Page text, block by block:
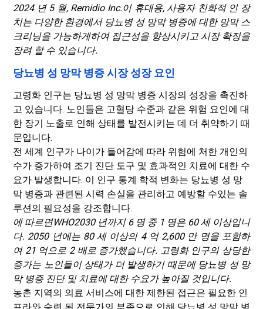
2024 년 5 월, Remidio Inc.이 휴대용, 사용자 친화적 인 장
치는 다양한 환경에서 당뇨병 성 망막 병증에 대한 망막 스
크리닝을 가능하게하여 접근성을 향상시키고 시장 확장을
장려 할 수 있습니다.
당뇨병 성 망막 병증 시장 성장 요인
고령화 인구는 당뇨병 성 망막 병증 시장의 성장을 촉진하
고 있습니다. 노인들은 고혈당 수준과 같은 위험 요인에 대
한 장기 노출로 인해 상태를 발전시키는 데 더 취약하기 때
문입니다.
전 세계 인구가 나이가 들어감에 따라 위험에 처한 개인의
수가 증가하여 조기 진단 도구 및 효과적인 치료에 대한 수
요가 발생합니다. 이 인구 통계 학적 변화는 당뇨병 성 망
막 병증과 관련된 시력 손실을 관리하고 예방할 수있는 솔
루션의 필요성을 강조합니다.
에 따르면WHO2030 년까지 6 명 중 1 명은 60 세 이상입니
다. 2050 년에는 80 세 이상의 4 억 2,600 만 명을 포함하
여 21 억으로 2 배로 증가했습니다. 고령화 인구의 상당한
증가는 노인들이 상태가 더 발생하기 때문에 당뇨병 성 망
막 병증 진단 및 치료에 대한 수요가 높아질 것입니다.
농촌 지역의 의료 서비스에 대한 제한된 접근은 필요한 인